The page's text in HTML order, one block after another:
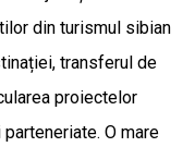
din turismul sibian
transferul de
proiectelor
O mare